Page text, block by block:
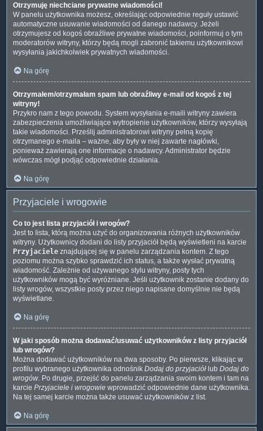
Otrzymuję niechciane prywatne wiadomości!
W panelu użytkownika możesz, określając odpowiednie reguły ustawić
automatyczne usuwanie wiadomości od danego nadawcy. Jeżeli
otrzymujesz od kogoś obraźliwe prywatne wiadomości, poinformuj o tym
moderatorów witryny, którzy będą mogli zabronić takiemu użytkownikowi
wysyłania jakichkolwiek prywatnych wiadomości.
Na górę
Otrzymałem/otrzymałam spam lub obraźliwy e-mail od kogoś z tej
witryny!
Przykro nam z tego powodu. System wysyłania e-maili witryny zawiera
zabezpieczenia umożliwiające wytropienie użytkowników, którzy wysyłają
takie wiadomości. Prześlij administratorowi witryny pełną kopię
otrzymanego e-maila – ważne, aby były w niej zawarte nagłówki,
ponieważ zawierają one informacje o nadawcy. Administrator będzie
wówczas mógł podjąć odpowiednie działania.
Na górę
Przyjaciele i wrogowie
Co to jest lista przyjaciół i wrogów?
Jest to lista, którą można użyć do organizowania różnych użytkowników
witryny. Użytkownicy dodani do listy przyjaciół będą wyświetleni na karcie
Przyjaciele znajdującej się w panelu zarządzania kontem. Z tego
poziomu można szybko sprawdzić ich status, a także wysłać prywatną
wiadomość. Zależnie od używanego stylu witryny, posty tych
użytkowników mogą być wyróżniane. Jeśli użytkownik zostanie dodany do
listy wrogów, wszystkie posty przez niego napisane domyślnie nie będą
wyświetlane.
Na górę
W jaki sposób można dodawać/usuwać użytkowników z listy przyjaciół
lub wrogów?
Można dodawać użytkowników na dwa sposoby. Po pierwsze, klikając w
profilu wybranego użytkownika odnośnik Dodaj do przyjaciół lub Dodaj do
wrogów. Po drugie, przejść do panelu zarządzania swoim kontem i tam na
karcie Przyjaciele i wrogowie wprowadzić odpowiednie dane użytkownika.
Na tej samej karcie można także usuwać użytkowników z list.
Na górę